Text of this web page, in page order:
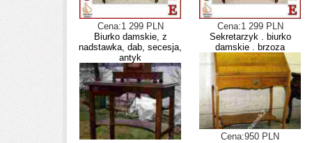
Cena:1 299 PLN
Cena:1 299 PLN
Biurko damskie, z
nadstawka, dab, secesja,
antyk
Sekretarzyk . biurko
damskie . brzoza
Cena:950 PLN